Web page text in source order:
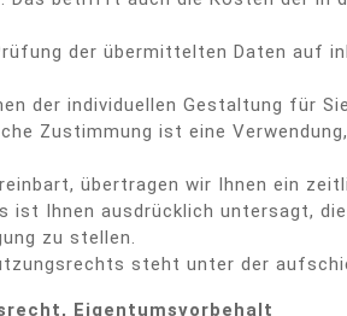
der übermittelten Daten auf
der individuellen Gestaltung für
Zustimmung ist eine
übertragen wir Ihnen ein
ist Ihnen ausdrücklich untersagt,
zu stellen.
steht unter der
, Eigentumsvorbehalt